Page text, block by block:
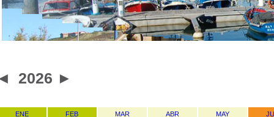
2026 ►
ENE FEB MAR ABR MAY